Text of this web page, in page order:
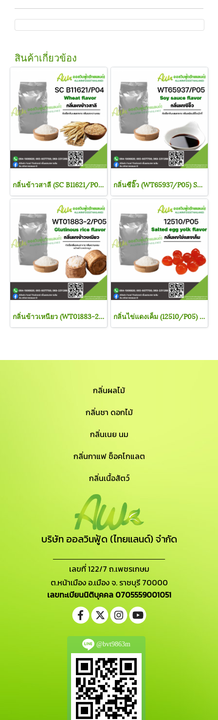
สินค้าเกี่ยวข้อง
กลิ่นข้าวสาลี (SC B11621/P04) WHEAT FLAVOUR กลิ่นซีอิ๊ว (WT65937/P05) SOY SOUCE FLAVOR
กลิ่นข้าวเหนียว (WT01883-2/P05) GLUTINOUS RICE FLAVOR กลิ่นไข่แดงเค็ม (12510/P05) Salted egg yolk
กลิ่นผลไม้
กลิ่นชา ดอกไม้
กลิ่นเนย นม
กลิ่นกาแฟ ช็อคโกแลต
กลิ่นเนื้อสัตว์
บริษัท ออลวินฟู้ด (ไทยแลนด์) จำกัด
เลขที่ 122/7 ถ.เพชรเกษม
ต.หน้าเมือง อ.เมือง จ. ราชบุรี 70000
เลขทะเบียนนิติบุคคล 0705559001051
@bvt9863m